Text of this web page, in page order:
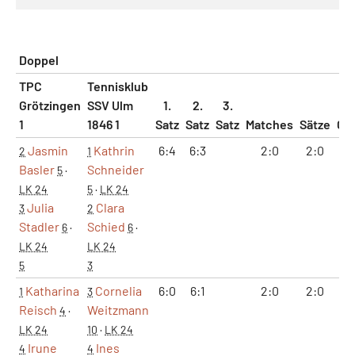
Doppel
TPC
Grötzingen
1
Tennisklub
SSV Ulm
1846 1
1.
Satz
2.
Satz
3.
Satz Matches Sätze
2 Jasmin
Basler 5·
LK 24
3Julia
Stadler 6·
LK 24
5
1 Kathrin
Schneider
5· LK 24
2 Clara
Schied 6·
LK 24
3
6:4 6:3 2:0 2:0
1 Katharina
Reisch 4 ·
LK 24
4 Irune
3 Cornelia
Weitzmann
10 · LK 24
4 Ines
6:0 6:1 2:0 2:0